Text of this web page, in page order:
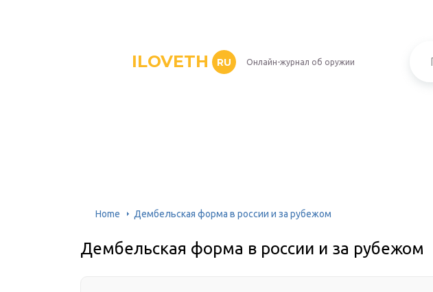
ILOVETH RU Онлайн-журнал об оружии
Home Дембельская форма в россии и за рубежом
Дембельская форма в россии и за рубежом